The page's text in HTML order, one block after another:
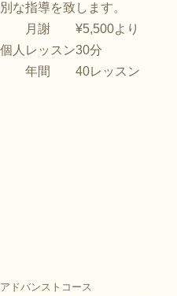
別な指導を致します。
月謝
¥5,500より
個人レッスン30分
年間
40レッスン
アドバンストコース